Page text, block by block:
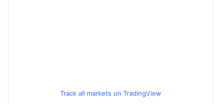
Track all markets on TradingView